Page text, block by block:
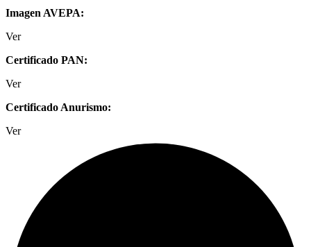
Imagen AVEPA:
Ver
Certificado PAN:
Ver
Certificado Anurismo:
Ver